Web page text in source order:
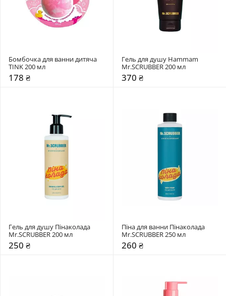
Бомбочка для ванни дитяча
TINK 200 мл
178 ₴
Гель для душу Hammam
Mr.SCRUBBER 200 мл
370 ₴
Гель для душу Пінаколада
Mr.SCRUBBER 200 мл
250 ₴
Піна для ванни Пінаколада
Mr.SCRUBBER 250 мл
260 ₴